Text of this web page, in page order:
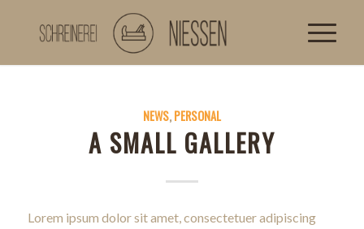
NEWS,PERSONAL
A SMALL GALLERY
Lorem ipsum dolor sit amet, consectetuer adipiscing